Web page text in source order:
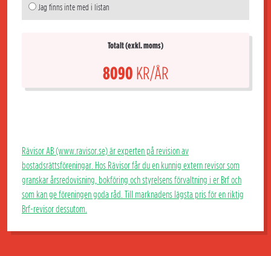
Jag finns inte med i listan
Totalt (exkl. moms)
8090 KR/ÅR
Rävisor AB (www.ravisor.se) är experten på revision av
bostadsrättsföreningar. Hos Rävisor får du en kunnig extern revisor som
granskar årsredovisning, bokföring och styrelsens förvaltning i er Brf och
som kan ge föreningen goda råd. Till marknadens lägsta pris för en riktig
Brf-revisor dessutom.